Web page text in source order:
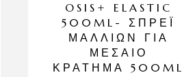
OSIS+ ELASTIC
500ML- ΣΠΡΈΙ
ΜΑΛΛΙΏΝ ΓΙΑ
ΜΕΣΑΊΟ
ΚΡΆΤΗΜΑ 500ML